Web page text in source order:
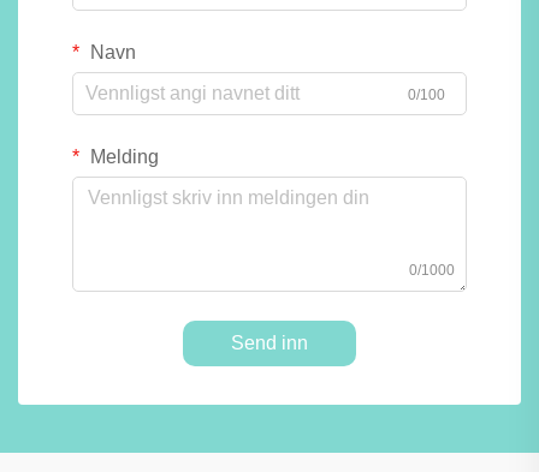
Navn
0/100
Melding
0/1000
Send inn